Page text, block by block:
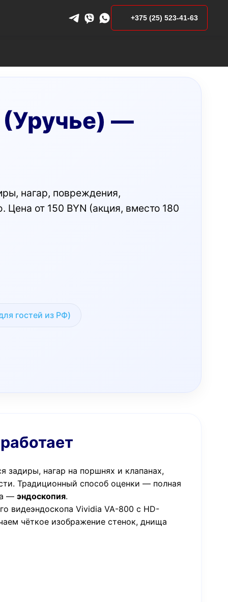
+375 (25) 523-41-63
—
нагар, повреждения,
от 150 BYN (акция, вместо 180
гостей из РФ)
нагар на поршнях и клапанах,
Традиционный способ оценки — полная
— эндоскопия.
видеэндоскопа Vividia VA-800 с HD-
чёткое изображение стенок, днища